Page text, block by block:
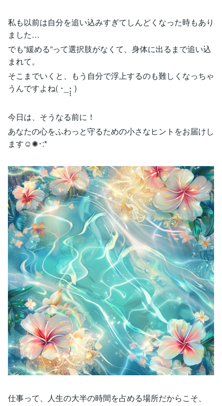
私も以前は自分を追い込みすぎてしんどくなった時もあり
ました…
でも”緩める”って選択肢がなくて、身体に出るまで追い込
まれて。
そこまでいくと、もう自分で浮上するのも難しくなっちゃ
うんですよね( ･_･̥̥̥ )
今日は、そうなる前に！
あなたの心をふわっと守るための小さなヒントをお届けし
ます☺️✺･:*
仕事って、人生の大半の時間を占める場所だからこそ、